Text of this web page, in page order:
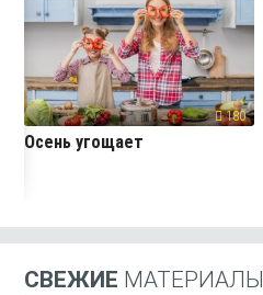
180
Осень угощает
СВЕЖИЕ МАТЕРИАЛЫ